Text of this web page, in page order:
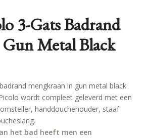
3-Gats Badrand
Metal Black
badrand mengkraan in gun metal black
wordt compleet geleverd met een
handdouchehouder, staaf
het bad heeft men een